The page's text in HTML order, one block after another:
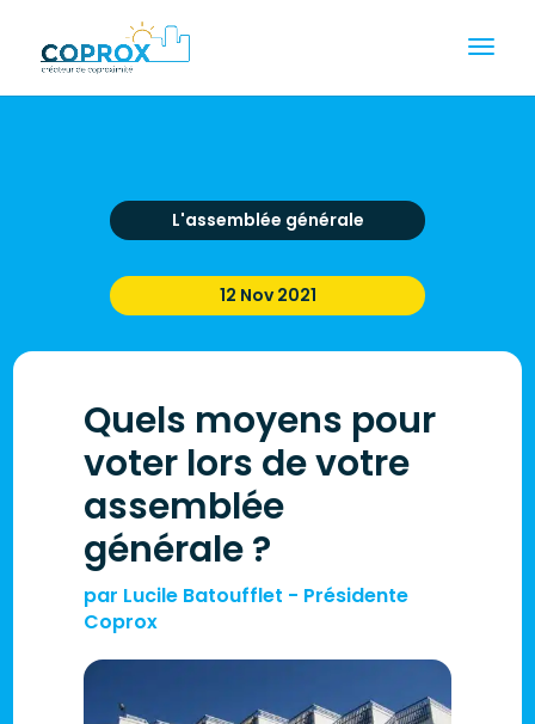
L'assemblée générale
12 Nov 2021
Quels moyens pour
voter lors de votre
assemblée
générale ?
par Lucile Batoufflet - Présidente
Coprox